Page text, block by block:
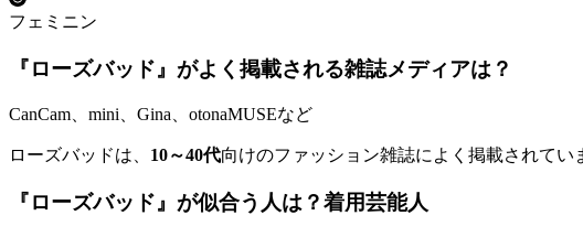
フェミニン
『ローズバッド』がよく掲載される雑誌メディアは？
CanCam、mini、Gina、otonaMUSEなど
ローズバッドは、 10～40代向けのファッション雑誌によく掲載されてい
『ローズバッド』が似合う人は？着用芸能人